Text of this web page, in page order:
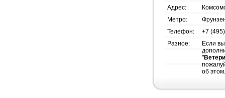
Адрес:
Метро:
Телефон:
+7
Разное:
Если
"
об этом.